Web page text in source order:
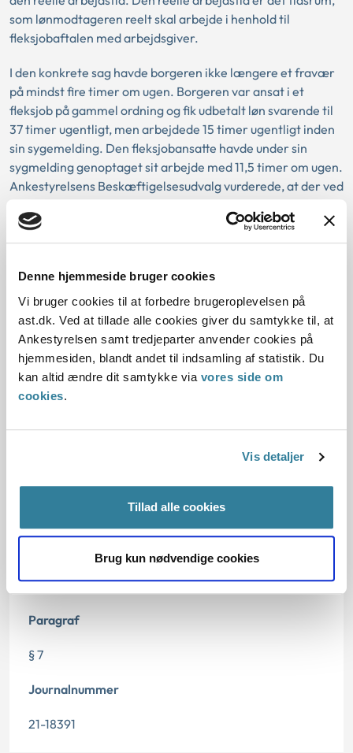
Denne hjemmeside bruger cookies
Vi bruger cookies til at forbedre brugeroplevelsen på
ast.dk. Ved at tillade alle cookies giver du samtykke til, at
Ankestyrelsen samt tredjeparter anvender cookies på
hjemmesiden, blandt andet til indsamling af statistik. Du
kan altid ændre dit samtykke via vores side om
cookies.
Vis detaljer
Tillad alle cookies
Brug kun nødvendige cookies
som lønmodtageren reelt skal arbejde i henhold til
fleksjobaftalen med arbejdsgiver.
I den konkrete sag havde borgeren ikke længere et fravær
på mindst fire timer om ugen. Borgeren var ansat i et
fleksjob på gammel ordning og fik udbetalt løn svarende til
37 timer ugentligt, men arbejdede 15 timer ugentligt inden
sin sygemelding. Den fleksjobansatte havde under sin
sygmelding genoptaget sit arbejde med 11,5 timer om ugen.
Ankestyrelsens Beskæftigelsesudvalg vurderede, at der ved
opfyldt, skulle tages udgangspunkt i den fleksjobansattes
reelle arbejdstid svarende til 15 timer ugentligt.
Baggrund for at behandle sagen principielt
Reglerne
Den konkrete afgørelse
Offentliggørelsesdato
29.06.2022
Paragraf
§ 7
Journalnummer
21-18391